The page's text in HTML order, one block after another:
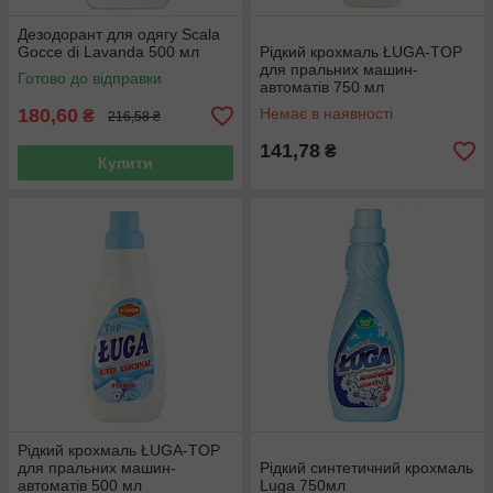
Дезодорант для одягу Scala
Gocce di Lavanda 500 мл
Готово до відправки
180,60 ₴ 216,58 ₴
Купити
Рідкий крохмаль ŁUGA-TOP
для пральних машин-
автоматів 750 мл
Немає в наявності
141,78 ₴
Рідкий крохмаль ŁUGA-TOP
для пральних машин-
автоматів 500 мл
Рідкий синтетичний крохмаль
Luga 750мл